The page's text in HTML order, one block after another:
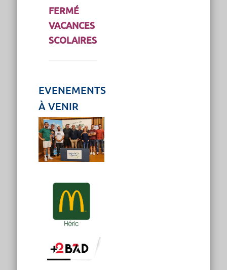
FERMÉ
VACANCES
SCOLAIRES
EVENEMENTS
À VENIR